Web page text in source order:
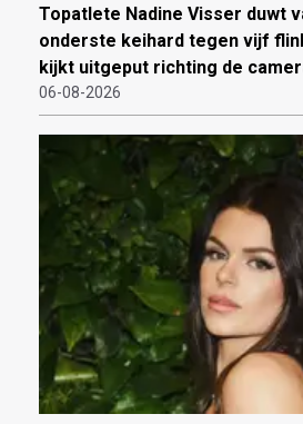
Topatlete Nadine Visser duwt
onderste keihard tegen vijf
kijkt uitgeput richting de
06-08-2026